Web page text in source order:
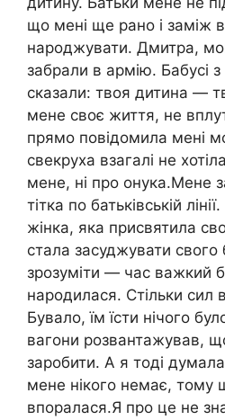
що мені ще рано і заміж
народжувати. Дмитра,
забрали в армію. Бабусі
сказали: твоя дитина —
мене своє життя, не
прямо повідомила мені
свекруха взагалі не
мене, ні про онука.Мене
тітка по батьківській
жінка, яка присвятила
стала засуджувати
зрозуміти — час важкий
народилася. Стільки сил
Бувало, їм їсти нічого
вагони розвантажував,
заробити. А я тоді
мене нікого немає, тому
впоралася.Я про це не